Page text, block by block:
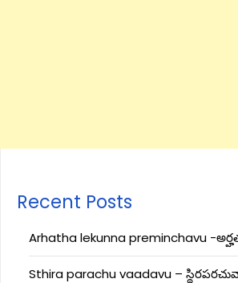
Recent Posts
Arhatha lekunna preminchavu -
Sthira parachu vaadavu –